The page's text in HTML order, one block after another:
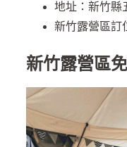
地址：新竹縣
新竹露營區訂
新竹露營區